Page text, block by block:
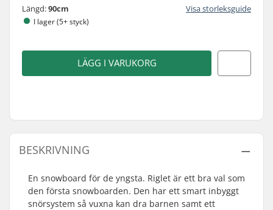
Längd:90cm Visa storleksguide
I lager (5+ styck)
LÄGG I VARUKORG
BESKRIVNING
En snowboard för de yngsta. Riglet är ett bra val som
den första snowboarden. Den har ett smart inbyggt
snörsystem så vuxna kan dra barnen samt ett